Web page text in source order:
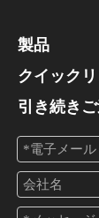
製品
クイック
引き続き